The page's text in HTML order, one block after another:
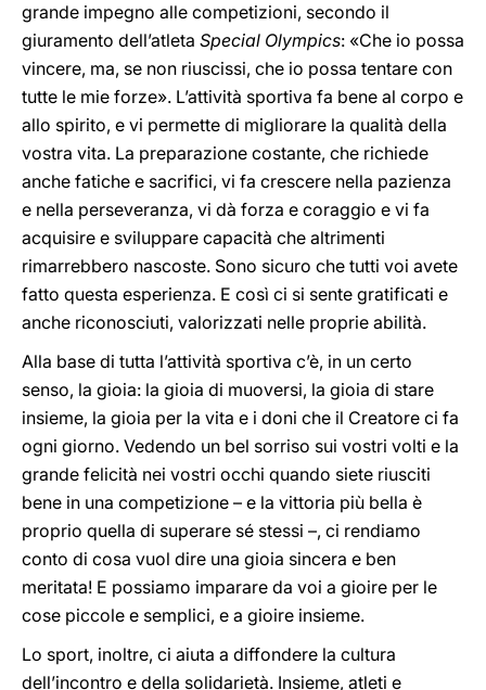
grande impegno alle competizioni, secondo il
giuramento dell’atleta Special Olympics: «Che io possa
vincere, ma, se non riuscissi, che io possa tentare con
tutte le mie forze». L’attività sportiva fa bene al corpo e
allo spirito, e vi permette di migliorare la qualità della
vostra vita. La preparazione costante, che richiede
anche fatiche e sacrifici, vi fa crescere nella pazienza
e nella perseveranza, vi dà forza e coraggio e vi fa
acquisire e sviluppare capacità che altrimenti
rimarrebbero nascoste. Sono sicuro che tutti voi avete
fatto questa esperienza. E così ci si sente gratificati e
anche riconosciuti, valorizzati nelle proprie abilità.
Alla base di tutta l’attività sportiva c’è, in un certo
senso, la gioia: la gioia di muoversi, la gioia di stare
insieme, la gioia per la vita e i doni che il Creatore ci fa
ogni giorno. Vedendo un bel sorriso sui vostri volti e la
grande felicità nei vostri occhi quando siete riusciti
bene in una competizione – e la vittoria più bella è
proprio quella di superare sé stessi –, ci rendiamo
conto di cosa vuol dire una gioia sincera e ben
meritata! E possiamo imparare da voi a gioire per le
cose piccole e semplici, e a gioire insieme.
Lo sport, inoltre, ci aiuta a diffondere la cultura
dell’incontro e della solidarietà. Insieme, atleti e